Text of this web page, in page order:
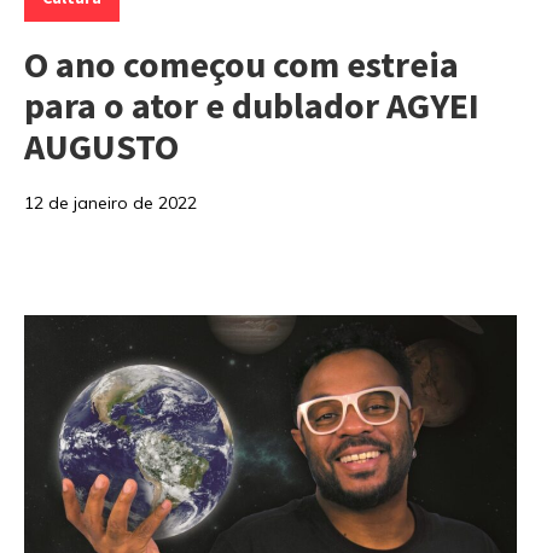
O ano começou com estreia
para o ator e dublador AGYEI
AUGUSTO
12 de janeiro de 2022